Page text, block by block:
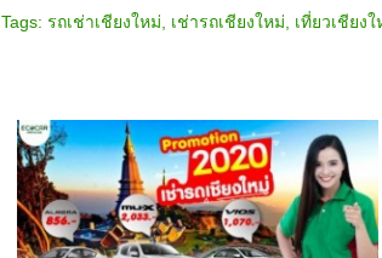
Tags: รถเช่าเชียงใหม่ เช่ารถเชียงใหม่ เที่ยวเชียงใ